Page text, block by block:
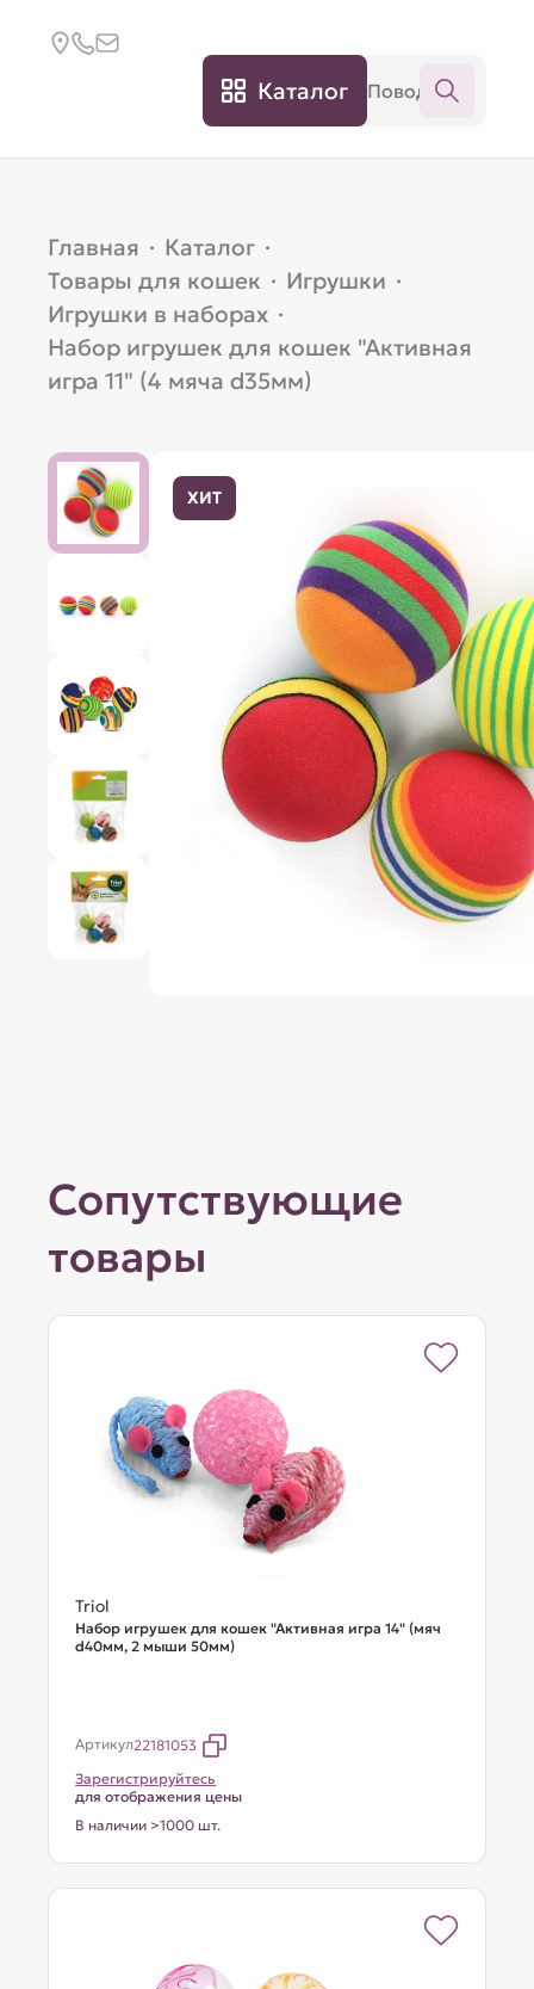
Каталог
Главная · Каталог ·
Товары для кошек · Игрушки ·
Игрушки в наборах ·
Набор игрушек для кошек "Активная
игра 11" (4 мяча d35мм)
ХИТ
Сопутствующие
товары
Triol
Набор игрушек для кошек "Активная игра 14" (мяч
d40мм, 2 мыши 50мм)
Артикул22181053
Зарегистрируйтесь
для отображения цены
В наличии >1000 шт.